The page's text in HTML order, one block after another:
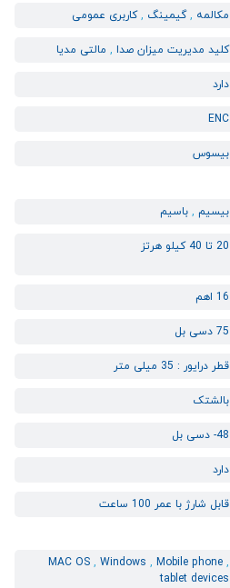
مکالمه ,گیمینگ ,کاربری عمومی
کلید مدیریت میزان صدا , مالتی مدیا
دارد
ENC
بیسوس
بیسیم ,باسیم
20 تا 40 کیلو هرتز
16 اهم
75 دسی بل
قطر درایور : 35 میلی متر
بالشتک
48- دسی بل
دارد
قابل شارژ با عمر 100 ساعت
MAC OS , Windows , Mobile phone ,
tablet devices